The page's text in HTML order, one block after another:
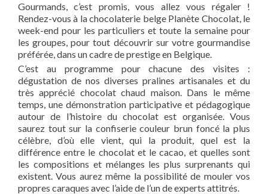
Gourmands, c’est promis, vous allez vous régaler !
Rendez-vous à la chocolaterie belge Planète Chocolat, le
week-end pour les particuliers et toute la semaine pour
les groupes, pour tout découvrir sur votre gourmandise
préférée, dans un cadre de prestige en Belgique.
C’est au programme pour chacune des visites :
dégustation de nos diverses pralines artisanales et du
très apprécié chocolat chaud maison. Dans le même
temps, une démonstration participative et pédagogique
autour de l’histoire du chocolat est organisée. Vous
saurez tout sur la confiserie couleur brun foncé la plus
célèbre, d’où elle vient, qui la produit, quel est la
différence entre le chocolat et le cacao, et quelles sont
les compositions et mélanges les plus surprenants qui
existent. Vous aurez même la possibilité de mouler vos
propres caraques avec l’aide de l’un de experts attitrés.